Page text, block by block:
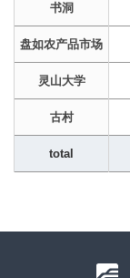
total
书洞
盘如农产品市场
灵山大学
古村